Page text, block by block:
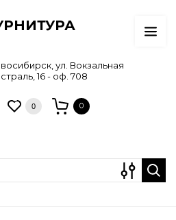
ул. Вокзальная
16 - оф. 708
0 0